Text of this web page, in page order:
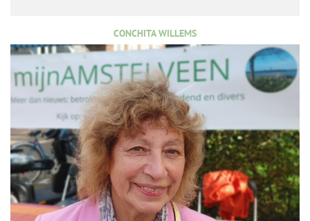
CONCHITA WILLEMS